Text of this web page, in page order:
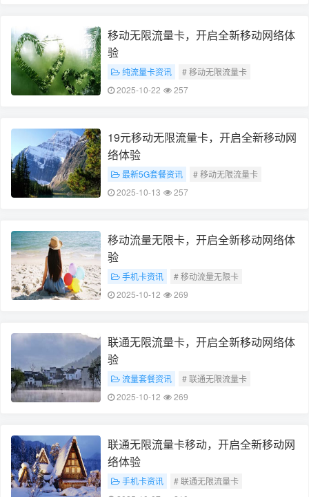
移动无限流量卡，开启全新移动网络体
验
纯流量卡资讯
# 移动无限流量卡
# 全新移动网络体验
2025-10-22 257
19元移动无限流量卡，开启全新移动网
络体验
最新5G套餐资讯
# 移动无限流量卡
# 全新移动网络体验
2025-10-13 257
移动流量无限卡，开启全新移动网络体
验
手机卡资讯
# 移动流量无限卡
# 全新移动网络体验
2025-10-12 269
联通无限流量卡，开启全新移动网络体
验
流量套餐资讯
# 联通无限流量卡
# 全新移动网络体验
2025-10-12 269
联通无限流量卡移动，开启全新移动网
络体验
手机卡资讯
# 联通无限流量卡